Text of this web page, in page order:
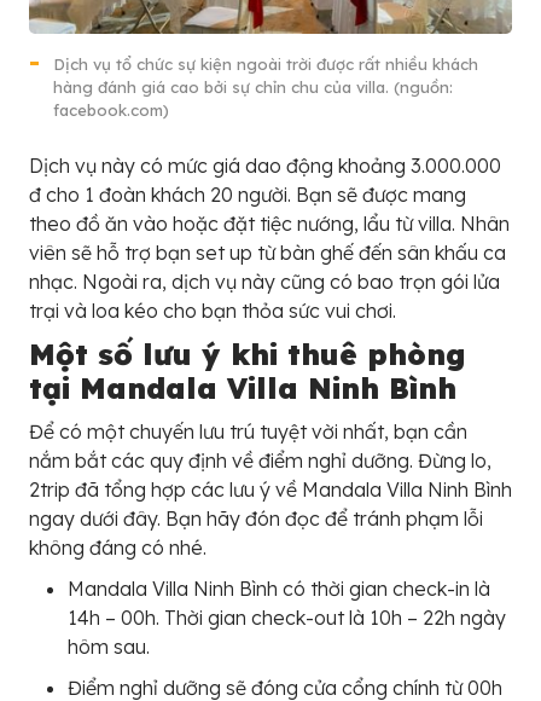
Dịch vụ tổ chức sự kiện ngoài trời được rất nhiều khách
hàng đánh giá cao bởi sự chỉn chu của villa. (nguồn:
facebook.com)
Dịch vụ này có mức giá dao động khoảng 3.000.000
đ cho 1 đoàn khách 20 người. Bạn sẽ được mang
theo đồ ăn vào hoặc đặt tiệc nướng, lẩu từ villa. Nhân
viên sẽ hỗ trợ bạn set up từ bàn ghế đến sân khấu ca
nhạc. Ngoài ra, dịch vụ này cũng có bao trọn gói lửa
trại và loa kéo cho bạn thỏa sức vui chơi.
Một số lưu ý khi thuê phòng
tại Mandala Villa Ninh Bình
Để có một chuyến lưu trú tuyệt vời nhất, bạn cần
nắm bắt các quy định về điểm nghỉ dưỡng. Đừng lo,
2trip đã tổng hợp các lưu ý về Mandala Villa Ninh Bình
ngay dưới đây. Bạn hãy đón đọc để tránh phạm lỗi
không đáng có nhé.
Mandala Villa Ninh Bình có thời gian check-in là
14h – 00h. Thời gian check-out là 10h – 22h ngày
hôm sau.
Điểm nghỉ dưỡng sẽ đóng cửa cổng chính từ 00h